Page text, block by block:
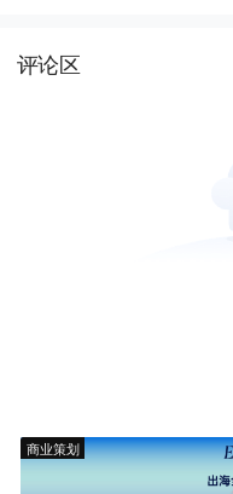
评论区
商业策划